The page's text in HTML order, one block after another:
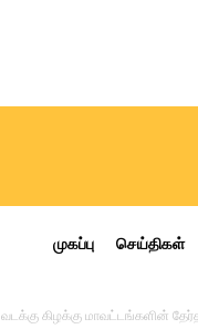
முகப்பு செய்திகள்
வடக்கு கிழக்கு மாவட்டங்களின்